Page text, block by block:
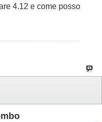
4.12 e come posso